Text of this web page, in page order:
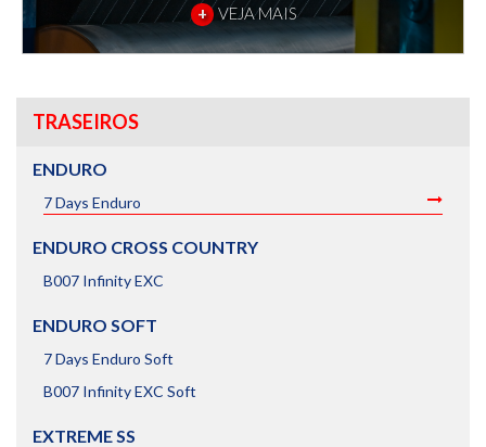
+ VEJA MAIS
TRASEIROS
ENDURO
7 Days Enduro
ENDURO CROSS COUNTRY
B007 Infinity EXC
ENDURO SOFT
7 Days Enduro Soft
B007 Infinity EXC Soft
EXTREME SS